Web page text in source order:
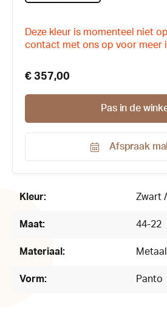
Deze kleur is momenteel niet
contact met ons op voor meer
€ 357,00
Pas in de
Afspraak
Kleur:
Zwart
Maat: 44-22
Materiaal: Metaal
Vorm: Panto